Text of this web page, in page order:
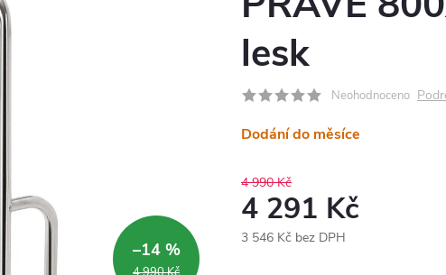
–14 %
lesk
Neohodnoceno
Dodání do měsíce
4 990 Kč
4 291 Kč
3 546 Kč bez DPH